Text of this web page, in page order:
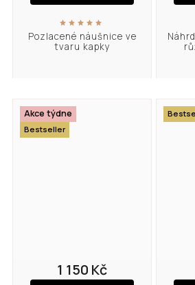
Pozlacené náušnice ve
tvaru kapky
Akce týdne
Bestseller
1 150 Kč